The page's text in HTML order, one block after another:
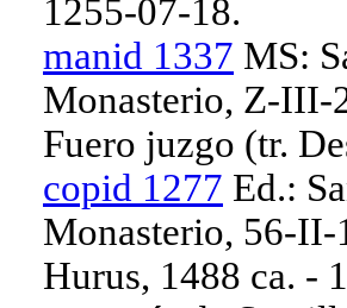
1255-07-18.
manid 1337 MS:
Monasterio, Z-III-
Fuero juzgo (tr.
copid 1277 Ed.:
Monasterio, 56-II-
Hurus, 1488 ca. -